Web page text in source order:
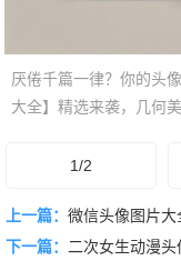
厌倦千篇一律？你的头
大全】精选来袭，几何
科技感，还是时尚潮流
庸，用一个锐利独特的
1/2
上一篇： 微信头像图片
下一篇：
二次女生动漫头